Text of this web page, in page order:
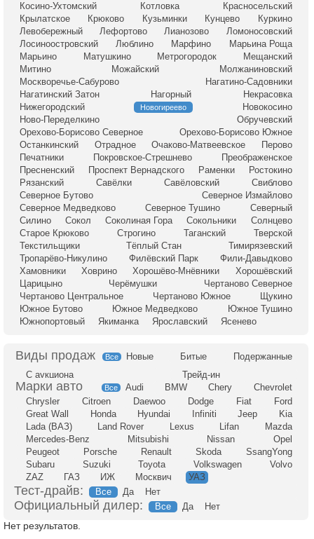
Косино-Ухтомский
Котловка
Красносельский
Крылатское
Крюково Кузьминки Кунцево
Куркино
Левобережный
Лефортово Лианозово
Ломоносовский
Лосиноостровский
Люблино Марфино
Марьина Роща
Марьино
Матушкино Метрогородок
Мещанский
Митино
Можайский
Молжаниновский
Москворечье-Сабурово
Нагатино-Садовники
Нагатинский Затон
Нагорный
Некрасовка
Нижегородский
Новогиреево
Новокосино
Ново-Переделкино
Обручевский
Орехово-Борисово Северное
Орехово-Борисово Южное
Останкинский
Отрадное Очаково-Матвеевское
Перово
Печатники
Покровское-Стрешнево
Преображенское
Пресненский
Проспект Вернадского Раменки
Ростокино
Рязанский
Савёлки Савёловский
Свиблово
Северное Бутово
Северное Измайлово
Северное Медведково
Северное Тушино
Северный
Силино
Сокол Соколиная Гора Сокольники
Солнцево
Старое Крюково
Строгино Таганский
Тверской
Текстильщики
Тёплый Стан
Тимирязевский
Тропарёво-Никулино
Филёвский Парк
Фили-Давыдково
Хамовники
Ховрино Хорошёво-Мнёвники
Хорошёвский
Царицыно
Черёмушки
Чертаново Северное
Чертаново Центральное
Чертаново Южное
Щукино
Южное Бутово
Южное Медведково
Южное Тушино
Южнопортовый
Якиманка Ярославский Ясенево
Все Новые Битые
Подержанные
С аукциона
Трейд-ин
Все Audi BMW Chery
Chevrolet
Chrysler
Citroen Daewoo Dodge Fiat
Ford
Great Wall
Honda Hyundai Infiniti Jeep
Kia
Lada (ВАЗ)
Land Rover Lexus Lifan
Mazda
Mercedes-Benz
Mitsubishi Nissan
Opel
Peugeot
Porsche Renault Skoda
SsangYong
Subaru
Suzuki Toyota Volkswagen
Volvo
ZAZ
ГАЗ ИЖ Москвич УАЗ
Тест-драйв: Все Да Нет
Официальный дилер: Все Да Нет
Нет результатов.